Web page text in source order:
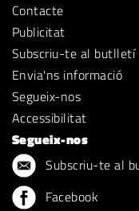
Contacte
Publicitat
Subscriu-te al butlletí
Envia'ns informació
Segueix-nos
Accessibilitat
Segueix-nos
Subscriu-te al
Facebook